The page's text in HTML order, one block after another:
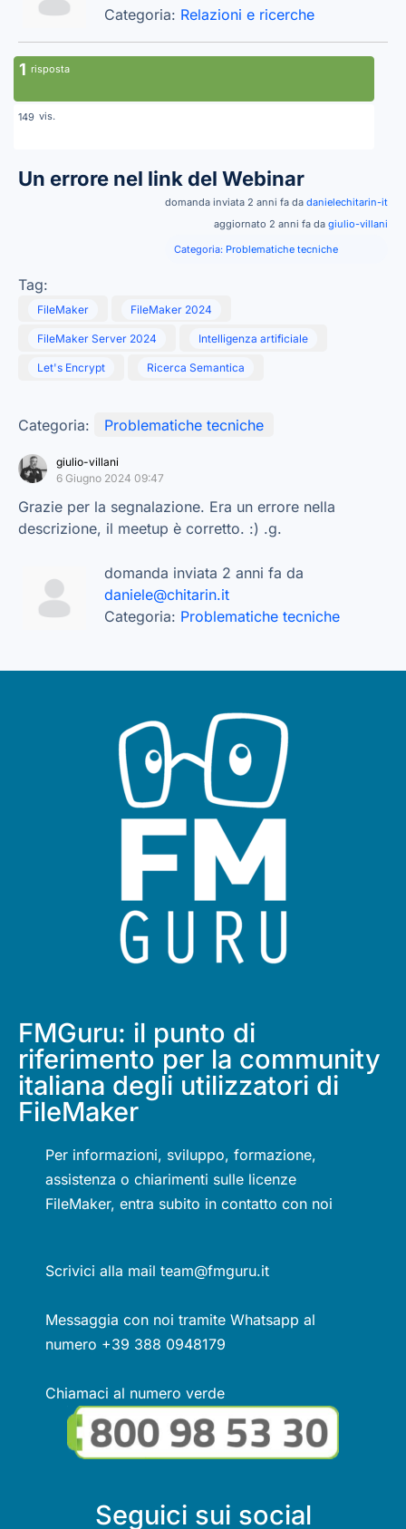
Categoria: Relazioni e ricerche
1 risposta
149 vis.
Un errore nel link del Webinar
domanda inviata 2 anni fa da danielechitarin-it
aggiornato 2 anni fa da giulio-villani
Categoria: Problematiche tecniche
Tag:
FileMaker FileMaker 2024
FileMaker Server 2024 Intelligenza artificiale
Let's Encrypt Ricerca Semantica
Categoria: Problematiche tecniche
giulio-villani
6 Giugno 2024 09:47
Grazie per la segnalazione. Era un errore nella
descrizione, il meetup è corretto. :) .g.
domanda inviata 2 anni fa da
daniele@chitarin.it
Categoria: Problematiche tecniche
FMGuru: il punto di
riferimento per la community
italiana degli utilizzatori di
FileMaker
Per informazioni, sviluppo, formazione,
assistenza o chiarimenti sulle licenze
FileMaker, entra subito in contatto con noi
Scrivici alla mail team@fmguru.it
Messaggia con noi tramite Whatsapp al
numero +39 388 0948179
Chiamaci al numero verde
Seguici sui social